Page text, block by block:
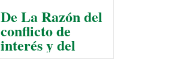
Centro de Estudiantes organiza
taller de software estadístico en
la UMSA
Sábado, 14 Septiembre 2024
De La Razón del
conflicto de
interés y del
razonable arte